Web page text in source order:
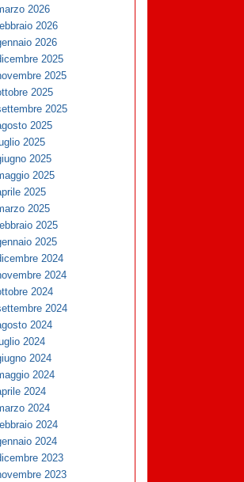
2026
2026
2026
2025
2025
2025
2025
2025
2025
2025
2025
2025
2025
2025
2025
2024
2024
2024
2024
2024
2024
2024
2024
2024
2024
2024
2024
2023
2023